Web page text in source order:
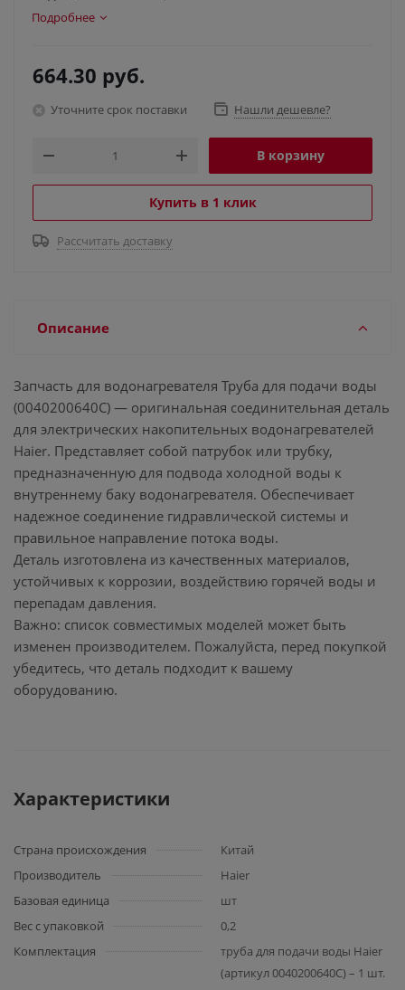
Подробнее
664.30 руб.
Уточните срок поставки Нашли дешевле?
В корзину
Купить в 1 клик
Рассчитать доставку
Описание
Запчасть для водонагревателя Труба для подачи воды
(0040200640C) — оригинальная соединительная деталь
для электрических накопительных водонагревателей
Haier. Представляет собой патрубок или трубку,
предназначенную для подвода холодной воды к
внутреннему баку водонагревателя. Обеспечивает
надежное соединение гидравлической системы и
правильное направление потока воды.
Деталь изготовлена из качественных материалов,
устойчивых к коррозии, воздействию горячей воды и
перепадам давления.
Важно: список совместимых моделей может быть
изменен производителем. Пожалуйста, перед покупкой
убедитесь, что деталь подходит к вашему
оборудованию.
Характеристики
Страна происхождения
Китай
Производитель
Haier
Базовая единица
шт
Вес с упаковкой
0,2
Комплектация
труба для подачи воды Haier
(артикул 0040200640C) – 1 шт.